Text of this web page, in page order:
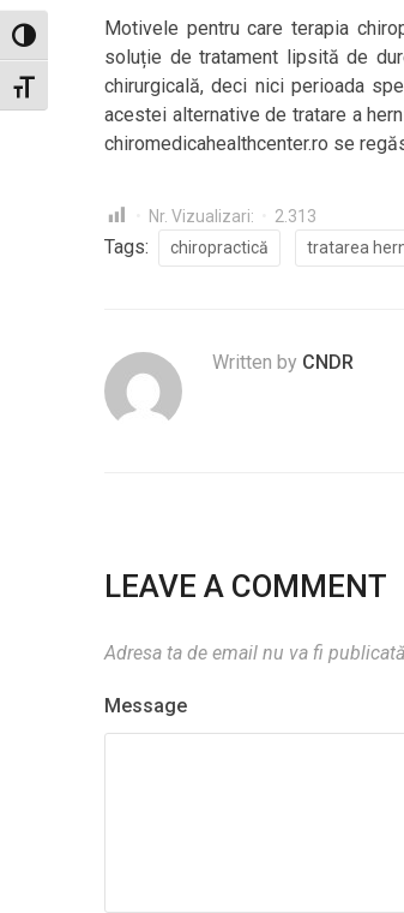
Toggle High Contrast
Toggle Font size
Motivele pentru care terapia
soluție de tratament lipsită de
chirurgicală, deci nici perioada
acestei alternative de tratare a
chiromedicahealthcenter.ro se
Nr. Vizualizari: 2.313
Tags: chiropractică tratarea
Written by CNDR
LEAVE A COMMENT
Adresa ta de email nu va fi
Message